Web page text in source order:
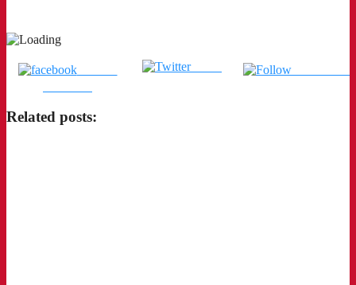
แชร์บน
Tweet
Related posts: